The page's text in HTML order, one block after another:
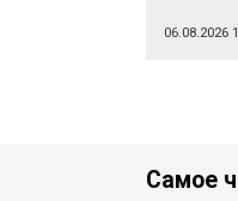
06.08.2026
Самое